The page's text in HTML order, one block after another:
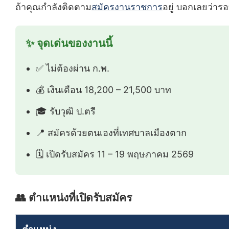
ถ้าคุณกำลังติดตามสมัครงานราชการอยู่ บอกเลยว่าร
✨ จุดเด่นของงานนี้
✅ ไม่ต้องผ่าน ก.พ.
💰 เงินเดือน 18,200 – 21,500 บาท
🎓 รับวุฒิ ป.ตรี
📍 สมัครด้วยตนเองที่เทศบาลเมืองตาก
🗓️ เปิดรับสมัคร 11 – 19 พฤษภาคม 2569
👥 ตำแหน่งที่เปิดรับสมัคร